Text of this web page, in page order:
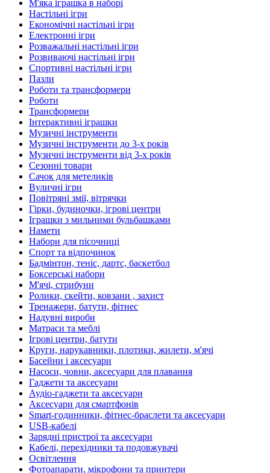
М'яка іграшка в наборі
Настільні ігри
Економічні настільні ігри
Електронні ігри
Розважальні настільні ігри
Розвиваючі настільні ігри
Спортивні настільні ігри
Пазли
Роботи та трансформери
Роботи
Трансформери
Інтерактивні іграшки
Музичні інструменти
Музичні інструменти до 3-х років
Музичні інструменти від 3-х років
Сезонні товари
Сачок для метеликів
Вуличні ігри
Повітряні змії, вітрячки
Гірки, будиночки, ігрові центри
Іграшки з мильними бульбашками
Намети
Набори для пісочниці
Спорт та відпочинок
Бадмінтон, теніс, дартс, баскетбол
Боксерські набори
М'ячі, стрибуни
Ролики, скейти, ковзани , захист
Тренажери, батути, фітнес
Надувні вироби
Матраси та меблі
Ігрові центри, батути
Круги, нарукавники, плотики, жилети, м'ячі
Басейни і аксесуари
Насоси, човни, аксесуари для плавання
Гаджети та аксесуари
Аудіо-гаджети та аксесуари
Аксесуари для смартфонів
Smart-годинники, фітнес-браслети та аксесуари
USB-кабелі
Зарядні пристрої та аксесуари
Кабелі, перехідники та подовжувачі
Освітлення
Фотоапарати, мікрофони та принтери